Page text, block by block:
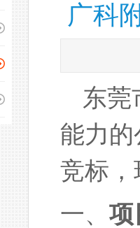
广科
东莞
能力
竞标
一、 项